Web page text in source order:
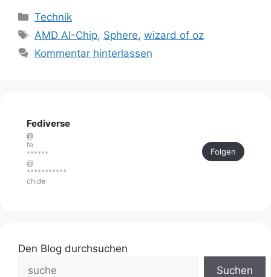
Kategorien
Technik
Schlagwörter
AMD AI-Chip, Sphere,wizard of oz
Kommentar hinterlassen
Fediverse
@
fe
******
@
***********
ch.de
Folgen
Den Blog durchsuchen
Suchen